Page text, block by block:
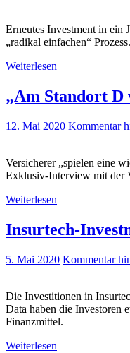
Erneutes Investment in ein
„radikal einfachen“ Prozess.
Weiterlesen
„Am Standort D
12. Mai 2020 Kommentar
Versicherer „spielen eine
Exklusiv-Interview mit der
Weiterlesen
Insurtech-
5. Mai 2020 Kommentar
Die Investitionen in
Data haben die Investoren
Finanzmittel.
Weiterlesen